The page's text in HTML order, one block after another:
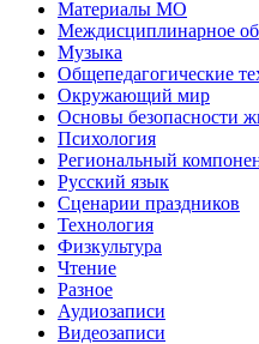
Материалы МО
Междисциплинарное
Музыка
Общепедагогические
Окружающий мир
Основы безопасности
Психология
Региональный
Русский язык
Сценарии праздников
Технология
Физкультура
Чтение
Разное
Аудиозаписи
Видеозаписи